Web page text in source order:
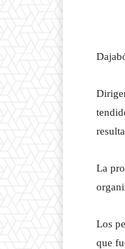
La
Los
que